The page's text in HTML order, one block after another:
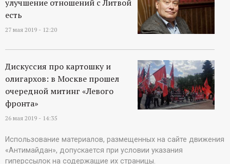
улучшение отношений с Литвой
есть
27 мая 2019 - 12:20
Дискуссия про картошку и
олигархов: в Москве прошел
очередной митинг «Левого
фронта»
26 мая 2019 - 14:35
Использование материалов, размещенных на сайте движения
«Антимайдан», допускается при условии указания
гиперссылок на содержащие их страницы.